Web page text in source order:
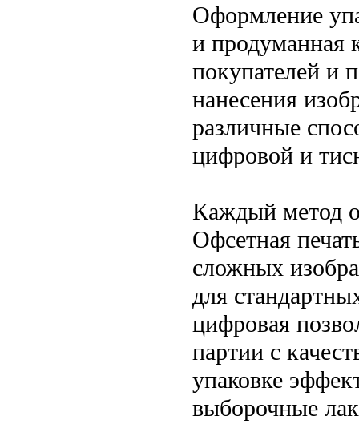
Оформление
и продуманная
покупателей и
нанесения
различные
цифровой и
Каждый метод
Офсетная
сложных
для
цифровая
партии с
упаковке
выборочные